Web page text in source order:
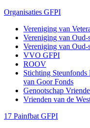
Organisaties GFPI
Vereniging van
Vereniging van
Vereniging van
VVO GFPI
ROOV
Stichting Steunfonds
van Goor Fonds
Genootschap
Vrienden van de
17 Painfbat GFPI